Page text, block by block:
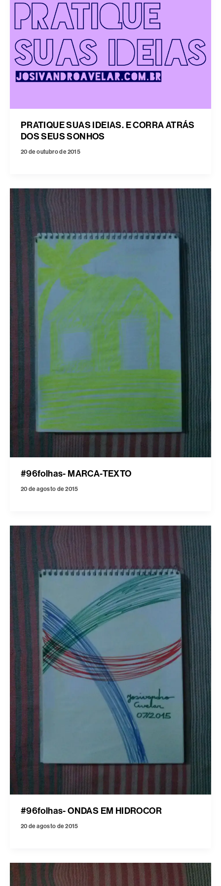
PRATIQUE SUAS IDEIAS. E CORRA ATRÁS
DOS SEUS SONHOS
20 de outubro de 2015
#96folhas- MARCA-TEXTO
20 de agosto de 2015
#96folhas- ONDAS EM HIDROCOR
20 de agosto de 2015